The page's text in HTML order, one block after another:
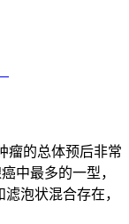
瘤的总体预后非常
中最多的一型，
泡状混合存在，